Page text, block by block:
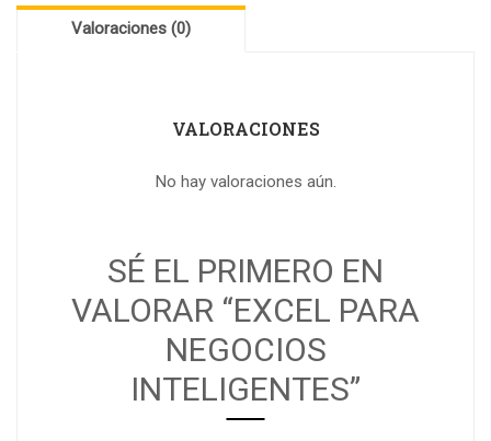
Valoraciones (0)
VALORACIONES
No hay valoraciones aún.
SÉ EL PRIMERO EN
VALORAR “EXCEL PARA
NEGOCIOS
INTELIGENTES”